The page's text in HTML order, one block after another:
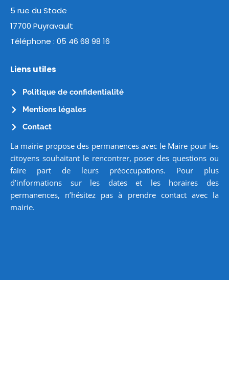
5 rue du Stade
17700 Puyravault
Téléphone : 05 46 68 98 16
Liens utiles
Politique de confidentialité
Mentions légales
Contact
La mairie propose des permanences avec le Maire pour les
citoyens souhaitant le rencontrer, poser des questions ou
faire part de leurs préoccupations. Pour plus
d’informations sur les dates et les horaires des
permanences, n’hésitez pas à prendre contact avec la
mairie.